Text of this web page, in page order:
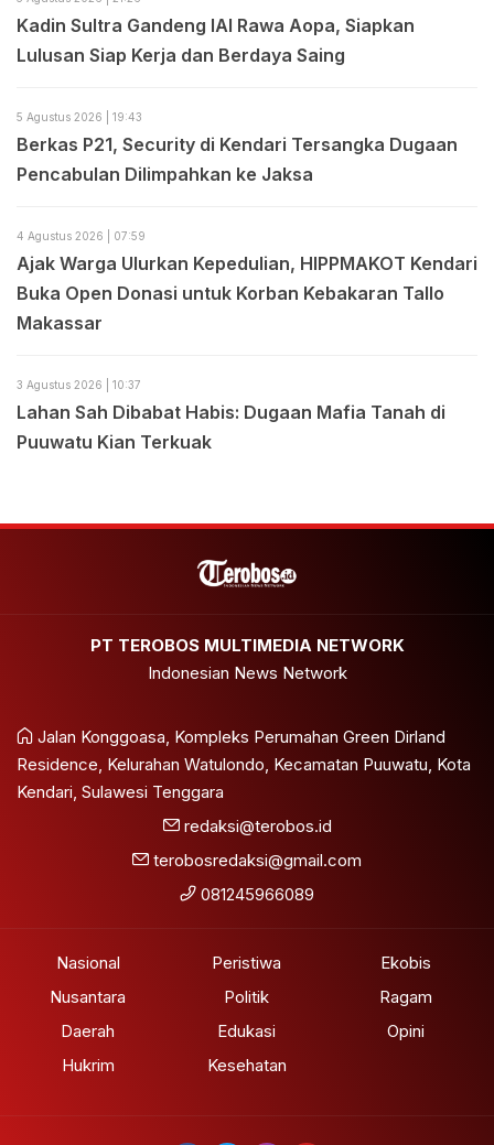
Kadin Sultra Gandeng IAI Rawa Aopa, Siapkan
Lulusan Siap Kerja dan Berdaya Saing
5 Agustus 2026 | 19:43
Berkas P21, Security di Kendari Tersangka Dugaan
Pencabulan Dilimpahkan ke Jaksa
4 Agustus 2026 | 07:59
Ajak Warga Ulurkan Kepedulian, HIPPMAKOT Kendari
Buka Open Donasi untuk Korban Kebakaran Tallo
Makassar
3 Agustus 2026 | 10:37
Lahan Sah Dibabat Habis: Dugaan Mafia Tanah di
Puuwatu Kian Terkuak
PT TEROBOS MULTIMEDIA NETWORK
Indonesian News Network
Jalan Konggoasa, Kompleks Perumahan Green Dirland
Residence, Kelurahan Watulondo, Kecamatan Puuwatu, Kota
Kendari, Sulawesi Tenggara
redaksi@terobos.id
terobosredaksi@gmail.com
081245966089
Nasional
Nusantara
Daerah
Hukrim
Peristiwa
Politik
Edukasi
Kesehatan
Ekobis
Ragam
Opini